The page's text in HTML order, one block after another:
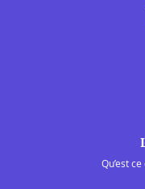
Qu’est